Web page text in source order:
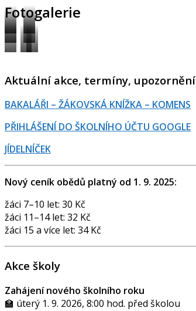
Fotogalerie
Učebny,
výuka
Odborné
učebny
ŠkolníSport
Prostory
Aktuální akce, termíny, upozornění
BAKALÁŘI – ŽÁKOVSKÁ KNÍŽKA – KOMENS
PŘIHLÁŠENÍ DO ŠKOLNÍHO ÚČTU GOOGLE
JÍDELNÍČEK
Nový ceník obědů platný od 1. 9. 2025:
žáci 7–10 let: 30 Kč
žáci 11–14 let: 32 Kč
žáci 15 a více let: 34 Kč
Akce školy
Zahájení nového školního roku
🏫 úterý 1. 9. 2026, 8:00 hod. před školou